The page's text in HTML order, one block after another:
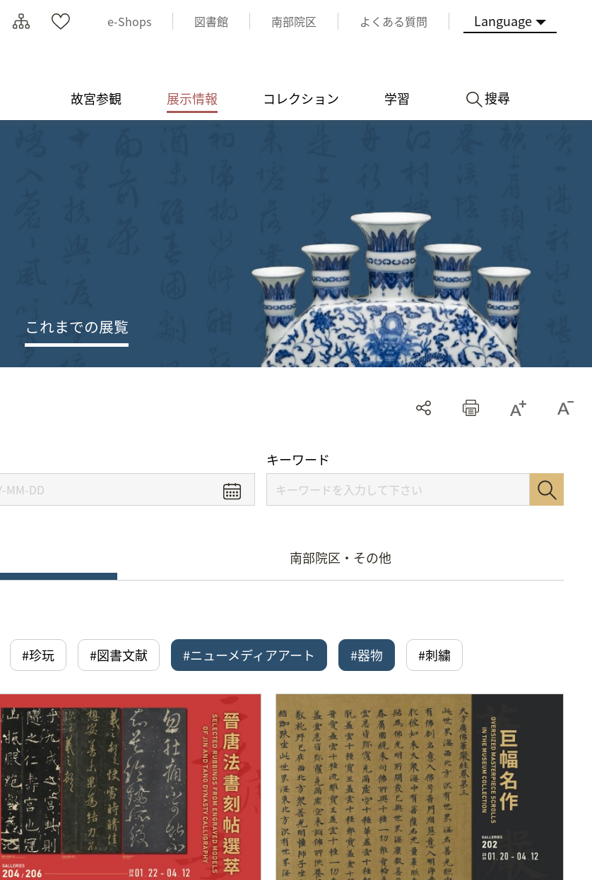
e-Shops 図書館 南部院区 よくある質問 Language
故宮参観 展示情報 コレクション 学習 搜尋
これまでの展覧
キーワード
南部院区・その他
#珍玩 #図書文献 #ニューメディアアート #器物 #刺繍